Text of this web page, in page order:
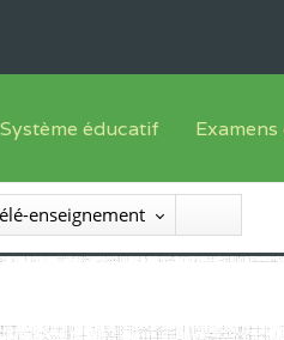
des Enseignements
Système éducatif
de formation
d'étudesListe des
Diplômes
enseignement